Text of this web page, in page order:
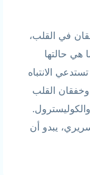
في القلب،
هي حالتها
الانتباه
وخفقان القلب
يبدو أن